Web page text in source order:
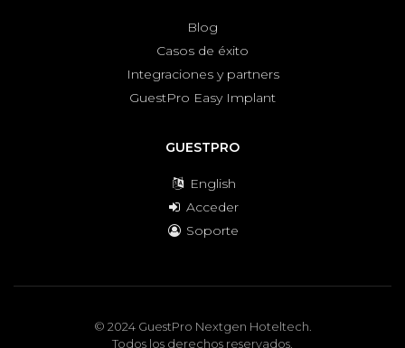
Blog
Casos de éxito
Integraciones y partners
GuestPro Easy Implant
GUESTPRO
English
Acceder
Soporte
© 2024 GuestPro Nextgen Hoteltech.
Todos los derechos reservados.